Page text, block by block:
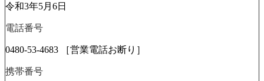
令和3年5月6日
電話番号
0480-53-4683 ［営業電話お断り］
携帯番号